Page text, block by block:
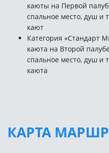
каюты на Первой
спальное место, душ и
кают
Категория «Стандарт
каюта на Второй
спальное место, душ и
каюта
КАРТА